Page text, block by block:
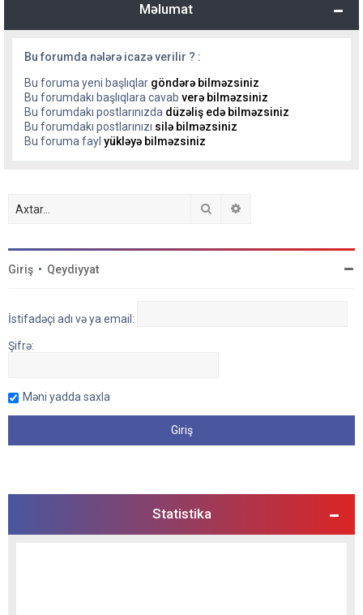
Məlumat
Bu forumda nələrə icazə verilir ? :
Bu foruma yeni başlıqlar göndərə bilməzsiniz
Bu forumdakı başlıqlara cavab verə bilməzsiniz
Bu forumdakı postlarınızda düzəliş edə bilməzsiniz
Bu forumdakı postlarınızı silə bilməzsiniz
Bu foruma fayl yükləyə bilməzsiniz
Axtar
Giriş • Qeydiyyat
İstifadəçi adı və ya email:
Şifrə:
Məni yadda saxla
Statistika